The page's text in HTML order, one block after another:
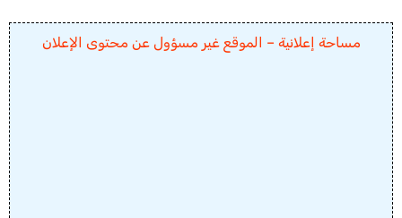
اتصل بنا
مساحة إعلانية – الموقع غير مسؤول عن محتوى الإعلان